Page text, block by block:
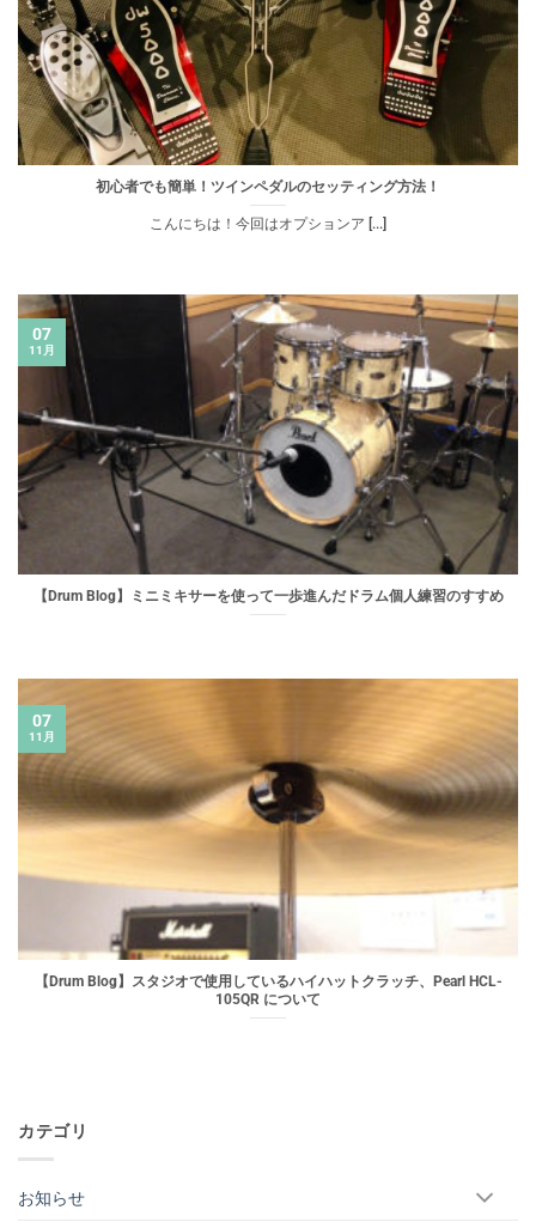
初心者でも簡単！ツインペダルのセッティング方法！
こんにちは！今回はオプションア [...]
【Drum Blog】ミニミキサーを使って一歩進んだドラム個人練習のすすめ
07
11月
【Drum Blog】スタジオで使用しているハイハットクラッチ、Pearl HCL-
105QR について
07
11月
カテゴリ
お知らせ